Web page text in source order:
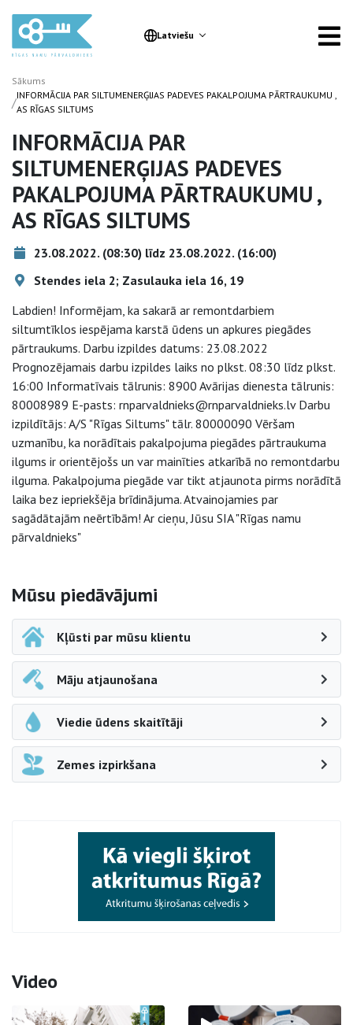
Latviešu
Sākums
/INFORMĀCIJA PAR SILTUMENERĢIJAS PADEVES PAKALPOJUMA PĀRTRAUKUMU ,
AS RĪGAS SILTUMS
INFORMĀCIJA PAR
SILTUMENERĢIJAS PADEVES
PAKALPOJUMA PĀRTRAUKUMU ,
AS RĪGAS SILTUMS
23.08.2022. (08:30) līdz 23.08.2022. (16:00)
Stendes iela 2; Zasulauka iela 16, 19
Labdien! Informējam, ka sakarā ar remontdarbiem
siltumtīklos iespējama karstā ūdens un apkures piegādes
pārtraukums. Darbu izpildes datums: 23.08.2022
Prognozējamais darbu izpildes laiks no plkst. 08:30 līdz plkst.
16:00 Informatīvais tālrunis: 8900 Avārijas dienesta tālrunis:
80008989 E-pasts: rnparvaldnieks@rnparvaldnieks.lv Darbu
izpildītājs: A/S "Rīgas Siltums" tālr. 80000090 Vēršam
uzmanību, ka norādītais pakalpojuma piegādes pārtraukuma
ilgums ir orientējošs un var mainīties atkarībā no remontdarbu
ilguma. Pakalpojuma piegāde var tikt atjaunota pirms norādītā
laika bez iepriekšēja brīdinājuma. Atvainojamies par
sagādātajām neērtībām! Ar cieņu, Jūsu SIA "Rīgas namu
pārvaldnieks"
Sāna navigācija
Mūsu piedāvājumi
Kļūsti par mūsu klientu
Māju atjaunošana
Viedie ūdens skaitītāji
Zemes izpirkšana
Video